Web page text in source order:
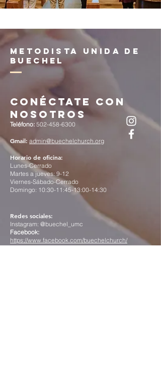
Metodista Unida de
Buechel
Conéctate con
nosotros
Teléfono: 502-458-6300
Gmail: admin@buechelchurch.org
Horario de oficina:
Lunes-Cerrado
Martes a jueves: 9-12
Viernes-Sábado-Cerrado
Domingo: 10:30-11:45-13:00-14:30
Redes sociales:
Instagram: @buechel_umc
Facebook:
https://www.facebook.com/buechelchurch/